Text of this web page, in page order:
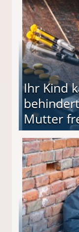
Ihr Kind
Mutter
Mutter